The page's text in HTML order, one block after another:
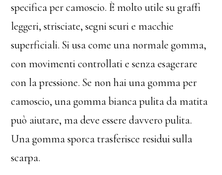
specifica per camoscio. È molto utile su graffi
leggeri, strisciate, segni scuri e macchie
superficiali. Si usa come una normale gomma,
con movimenti controllati e senza esagerare
con la pressione. Se non hai una gomma per
camoscio, una gomma bianca pulita da matita
può aiutare, ma deve essere davvero pulita.
Una gomma sporca trasferisce residui sulla
scarpa.